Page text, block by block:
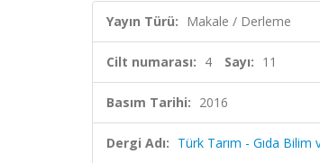
Yayın Türü: Makale / Derleme
Cilt numarası: 4 Sayı: 11
Basım Tarihi: 2016
Dergi Adı: Türk Tarım - Gıda